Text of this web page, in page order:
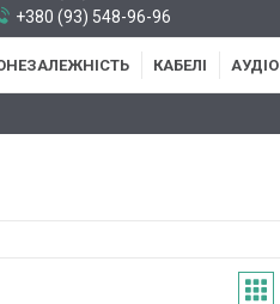
+380 (93) 548-96-96
КАБЕЛІ АУДІО